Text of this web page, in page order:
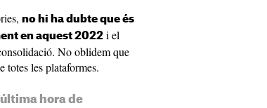
no hi ha dubte que és
en aquest 2022 i el
No oblidem que
totes les plataformes.
hora de